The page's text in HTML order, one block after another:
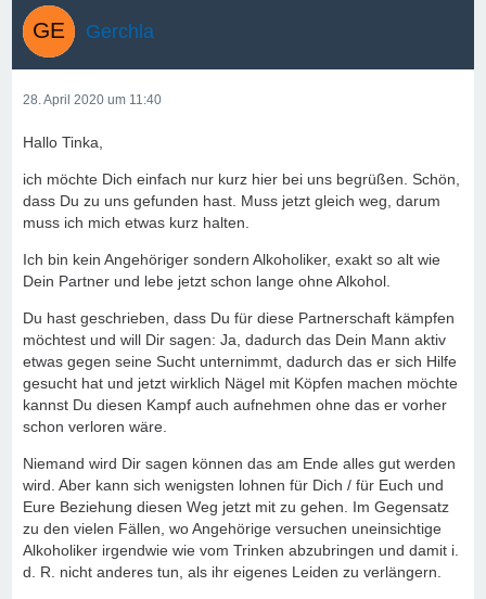
Gerchla
28. April 2020 um 11:40
Hallo Tinka,
ich möchte Dich einfach nur kurz hier bei uns begrüßen. Schön,
dass Du zu uns gefunden hast. Muss jetzt gleich weg, darum
muss ich mich etwas kurz halten.
Ich bin kein Angehöriger sondern Alkoholiker, exakt so alt wie
Dein Partner und lebe jetzt schon lange ohne Alkohol.
Du hast geschrieben, dass Du für diese Partnerschaft kämpfen
möchtest und will Dir sagen: Ja, dadurch das Dein Mann aktiv
etwas gegen seine Sucht unternimmt, dadurch das er sich Hilfe
gesucht hat und jetzt wirklich Nägel mit Köpfen machen möchte
kannst Du diesen Kampf auch aufnehmen ohne das er vorher
schon verloren wäre.
Niemand wird Dir sagen können das am Ende alles gut werden
wird. Aber kann sich wenigsten lohnen für Dich / für Euch und
Eure Beziehung diesen Weg jetzt mit zu gehen. Im Gegensatz
zu den vielen Fällen, wo Angehörige versuchen uneinsichtige
Alkoholiker irgendwie wie vom Trinken abzubringen und damit i.
d. R. nicht anderes tun, als ihr eigenes Leiden zu verlängern.